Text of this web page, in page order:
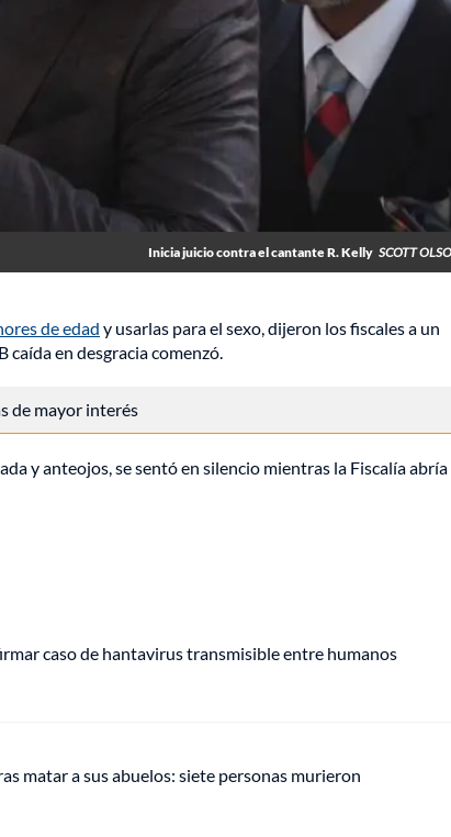
Inicia juicio contra el cantante R. Kelly SCOTT
de edad y usarlas para el sexo, dijeron los fiscales a un
en desgracia comenzó.
de mayor interés
y anteojos, se sentó en silencio mientras la Fiscalía abría
caso de hantavirus transmisible entre humanos
matar a sus abuelos: siete personas murieron